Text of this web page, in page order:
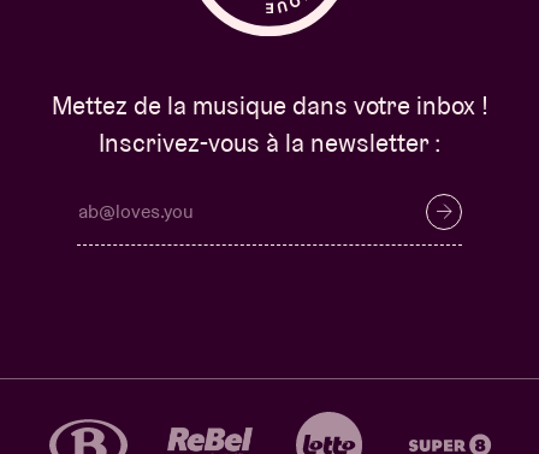
Mettez de la musique dans votre inbox !
Inscrivez-vous à la newsletter :